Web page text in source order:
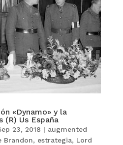
«Dynamo» y la
(R) Us España
23, 2018 | augmented
Brandon, estrategia, Lord